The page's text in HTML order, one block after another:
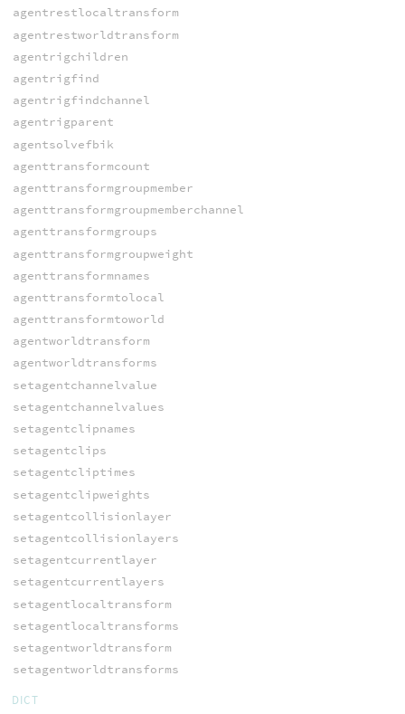
agentrestlocaltransform
agentrestworldtransform
agentrigchildren
agentrigfind
agentrigfindchannel
agentrigparent
agentsolvefbik
agenttransformcount
agenttransformgroupmember
agenttransformgroupmemberchannel
agenttransformgroups
agenttransformgroupweight
agenttransformnames
agenttransformtolocal
agenttransformtoworld
agentworldtransform
agentworldtransforms
setagentchannelvalue
setagentchannelvalues
setagentclipnames
setagentclips
setagentcliptimes
setagentclipweights
setagentcollisionlayer
setagentcollisionlayers
setagentcurrentlayer
setagentcurrentlayers
setagentlocaltransform
setagentlocaltransforms
setagentworldtransform
setagentworldtransforms
DICT